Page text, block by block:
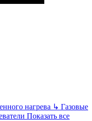
нагрева ↳ Газовые
Показать все